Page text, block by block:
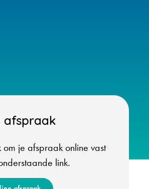
afspraak
om je afspraak online vast
link.